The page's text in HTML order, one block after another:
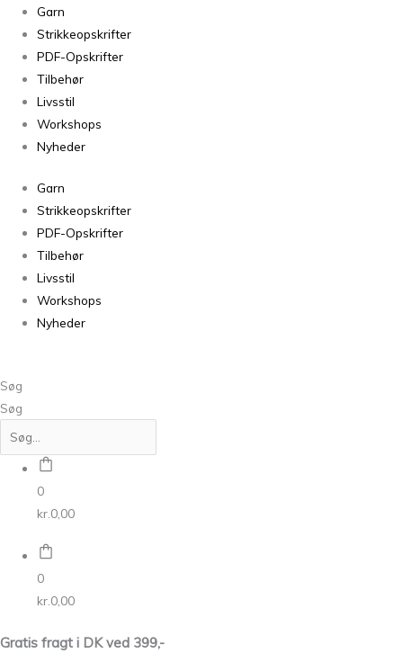
Garn
Strikkeopskrifter
PDF-Opskrifter
Tilbehør
Livsstil
Workshops
Nyheder
Garn
Strikkeopskrifter
PDF-Opskrifter
Tilbehør
Livsstil
Workshops
Nyheder
Søg
Søg
0
kr. 0,00
0
kr. 0,00
Gratis fragt i DK ved 399,-
Cross
Sweater
antal